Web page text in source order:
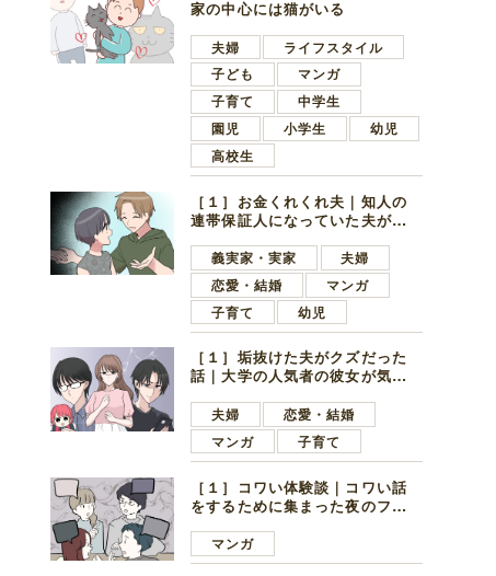
家の中心には猫がいる
夫婦
ライフスタイル
子ども
マンガ
子育て
中学生
園児
小学生
幼児
高校生
［１］お金くれくれ夫｜知人の
連帯保証人になっていた夫が家
言ってきた
義実家・実家
夫婦
恋愛・結婚
マンガ
子育て
幼児
［１］垢抜けた夫がクズだった
話｜大学の人気者の彼女が気に
子学生
夫婦
恋愛・結婚
マンガ
子育て
［１］コワい体験談｜コワい話
をするために集まった夜のファ
好きの男の子ママ
マンガ